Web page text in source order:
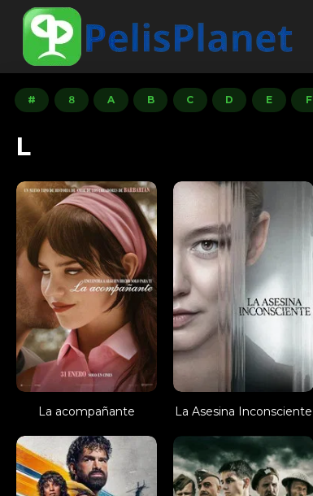
# ８ A B C D E F
L
La acompañante La Asesina Inconsciente